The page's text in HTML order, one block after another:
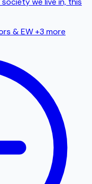
& EW+3 more